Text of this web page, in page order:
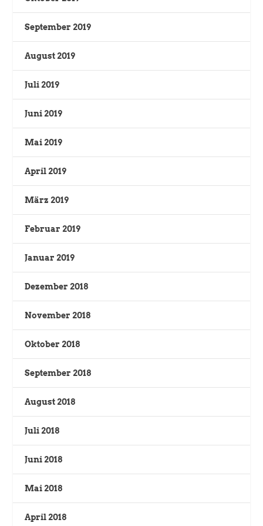
September 2019
August 2019
Juli 2019
Juni 2019
Mai 2019
April 2019
März 2019
Februar 2019
Januar 2019
Dezember 2018
November 2018
Oktober 2018
September 2018
August 2018
Juli 2018
Juni 2018
Mai 2018
April 2018